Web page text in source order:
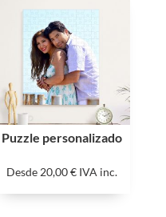
Puzzle personalizado
Desde 20,00€ IVA inc.